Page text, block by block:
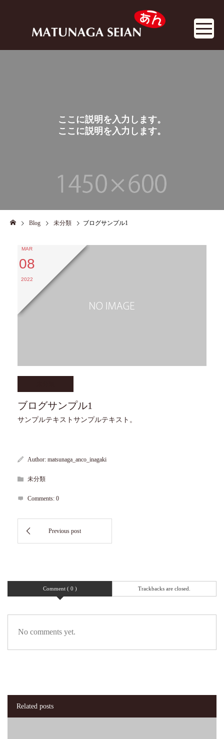
BLOG
ここに説明を入力します。
ここに説明を入力します。
Blog 未分類 ブログサンプル1
MAR
08
2022
ブログサンプル1
サンプルテキストサンプルテキスト。
Author: matsunaga_anco_inagaki
未分類
Comments: 0
Comment ( 0 ) Trackbacks are closed.
No comments yet.
Related posts